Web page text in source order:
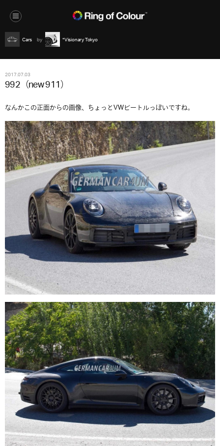
Cars *Visionary Tokyo
2017.07.03
992（new 911）
なんかこの正面からの画像、ちょっとVWビートルっぽいですね。